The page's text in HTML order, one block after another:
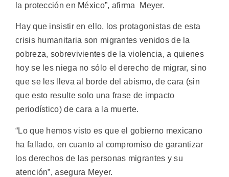
la protección en México”, afirma Meyer.
Hay que insistir en ello, los protagonistas de esta
crisis humanitaria son migrantes venidos de la
pobreza, sobrevivientes de la violencia, a quienes
hoy se les niega no sólo el derecho de migrar, sino
que se les lleva al borde del abismo, de cara (sin
que esto resulte solo una frase de impacto
periodístico) de cara a la muerte.
“Lo que hemos visto es que el gobierno mexicano
ha fallado, en cuanto al compromiso de garantizar
los derechos de las personas migrantes y su
atención”, asegura Meyer.